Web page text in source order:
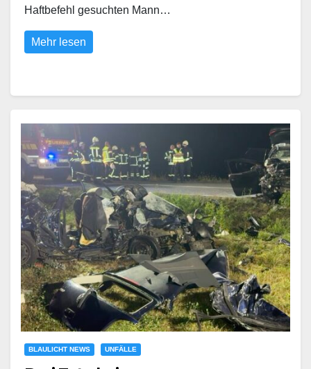
Haftbefehl gesuchten Mann…
Mehr lesen
BLAULICHT NEWS UNFÄLLE